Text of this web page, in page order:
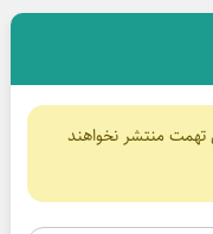
منتشر نخواهند